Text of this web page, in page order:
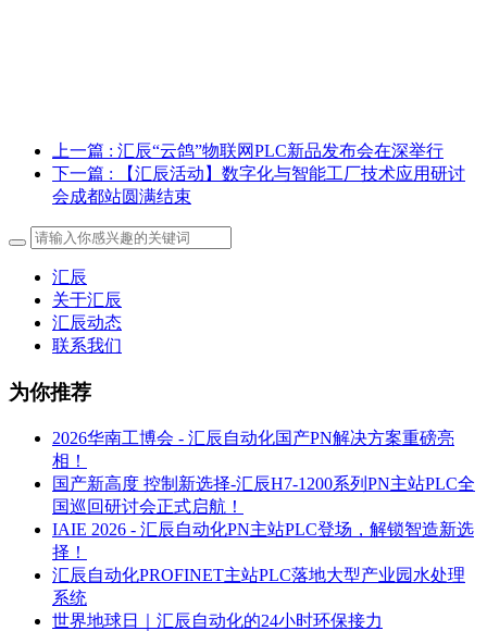
上一篇 : 汇辰“云鸽”物联网PLC新品发布会在深举行
下一篇 : 【汇辰活动】数字化与智能工厂技术应用研讨
会成都站圆满结束
汇辰
关于汇辰
汇辰动态
联系我们
为你推荐
2026华南工博会 - 汇辰自动化国产PN解决方案重磅亮
相！
国产新高度 控制新选择-汇辰H7-1200系列PN主站PLC全
国巡回研讨会正式启航！
IAIE 2026 - 汇辰自动化PN主站PLC登场，解锁智造新选
择！
汇辰自动化PROFINET主站PLC落地大型产业园水处理
系统
世界地球日｜汇辰自动化的24小时环保接力